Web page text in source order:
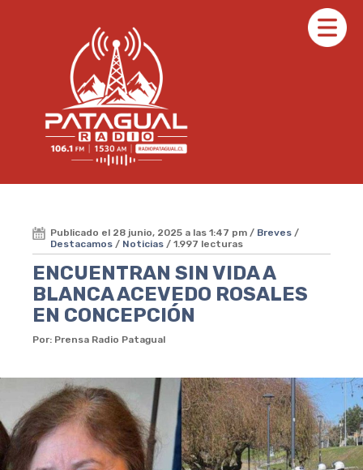
Publicado el 28 junio, 2025 a las 1:47 pm / Breves /
Destacamos / Noticias / 1.997 lecturas
ENCUENTRAN SIN VIDA A
BLANCA ACEVEDO ROSALES
EN CONCEPCIÓN
Por: Prensa Radio Patagual